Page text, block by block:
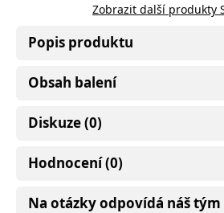
Zobrazit další produkty
Popis produktu
Obsah balení
Diskuze (0)
Hodnocení (0)
Na otázky odpovídá náš